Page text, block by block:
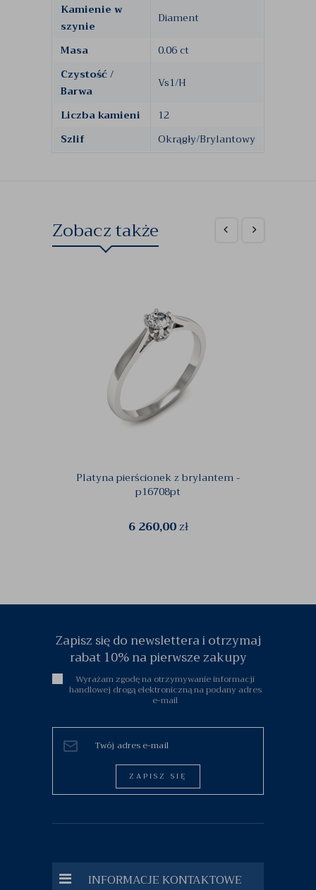
Kamienie w
szynie
Diament
Masa
0.06 ct
Czystość /
Barwa
Vs1/H
Liczba kamieni
12
Szlif
Okrągły/Brylantowy
Zobacz także
Platyna pierścionek z brylantem -
p16708pt
6 260,00zł
Zapisz się do newslettera i otrzymaj
rabat 10% na pierwsze zakupy
Wyrażam zgodę na otrzymywanie informacji
handlowej drogą elektroniczną na podany adres
e-mail
ZAPISZ SIĘ
INFORMACJE KONTAKTOWE